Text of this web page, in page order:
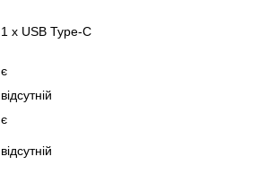
1 х USB Type-C
є
відсутній
є
відсутній